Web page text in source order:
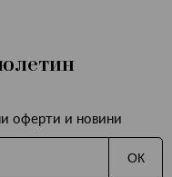
оферти и новини
ОК